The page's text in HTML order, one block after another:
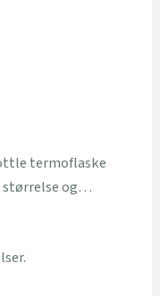
termoflaske
størrelse og…